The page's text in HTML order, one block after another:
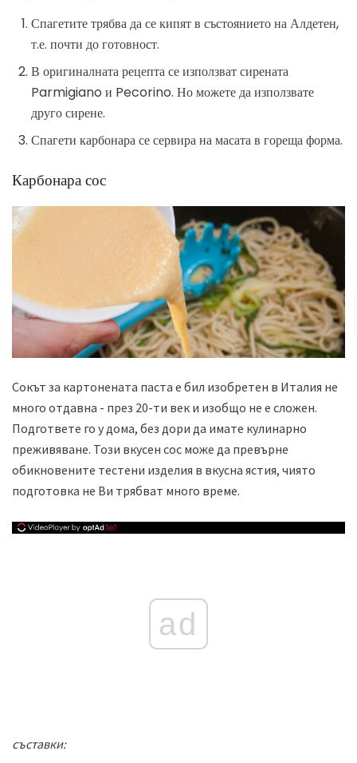
Спагетите трябва да се кипят в състоянието на Алдетен,
т.е. почти до готовност.
В оригиналната рецепта се използват сирената
Parmigiano и Pecorino. Но можете да използвате
друго сирене.
Спагети карбонара се сервира на масата в гореща форма.
Карбонара сос
Сокът за картонената паста е бил изобретен в Италия не
много отдавна - през 20-ти век и изобщо не е сложен.
Подгответе го у дома, без дори да имате кулинарно
преживяване. Този вкусен сос може да превърне
обикновените тестени изделия в вкусна ястия, чиято
подготовка не Ви трябват много време.
ad
съставки: